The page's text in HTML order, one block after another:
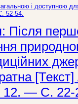
і доступною
52-54.
Після
— С. 22-